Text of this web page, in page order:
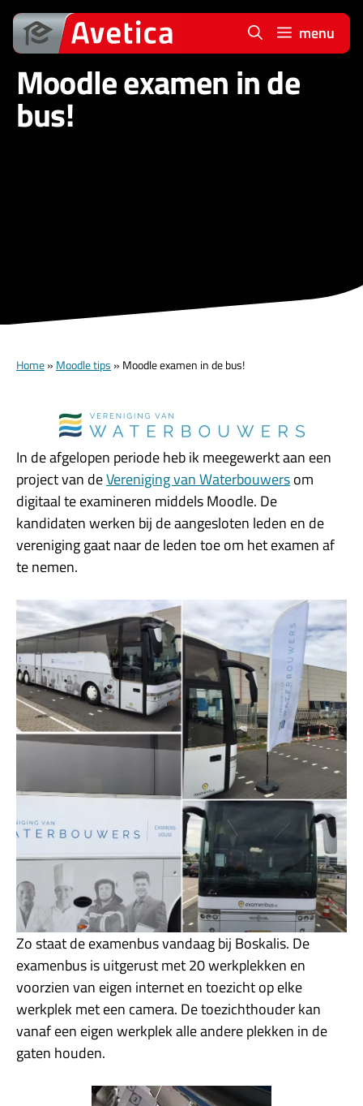
Ga
naar
de
inhoud
menu
Moodle examen in de
bus!
Home» Moodle tips » Moodle examen in de bus!
In de afgelopen periode heb ik meegewerkt aan een
project van deVereniging van Waterbouwersom
digitaal te examineren middels Moodle. De
kandidaten werken bij de aangesloten leden en de
vereniging gaat naar de leden toe om het examen af
te nemen.
Zo staat de examenbus vandaag bij Boskalis. De
examenbus is uitgerust met 20 werkplekken en
voorzien van eigen internet en toezicht op elke
werkplek met een camera. De toezichthouder kan
vanaf een eigen werkplek alle andere plekken in de
gaten houden.